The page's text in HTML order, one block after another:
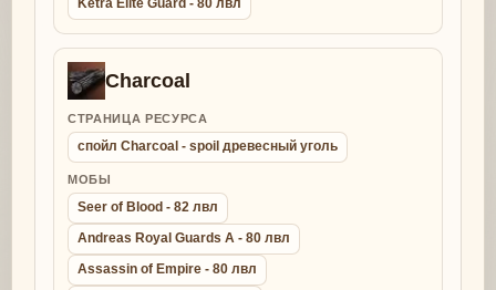
Ketra Elite Guard - 80 лвл
Charcoal
СТРАНИЦА РЕСУРСА
спойл Charcoal - spoil древесный уголь
МОБЫ
Seer of Blood - 82 лвл
Andreas Royal Guards A - 80 лвл
Assassin of Empire - 80 лвл